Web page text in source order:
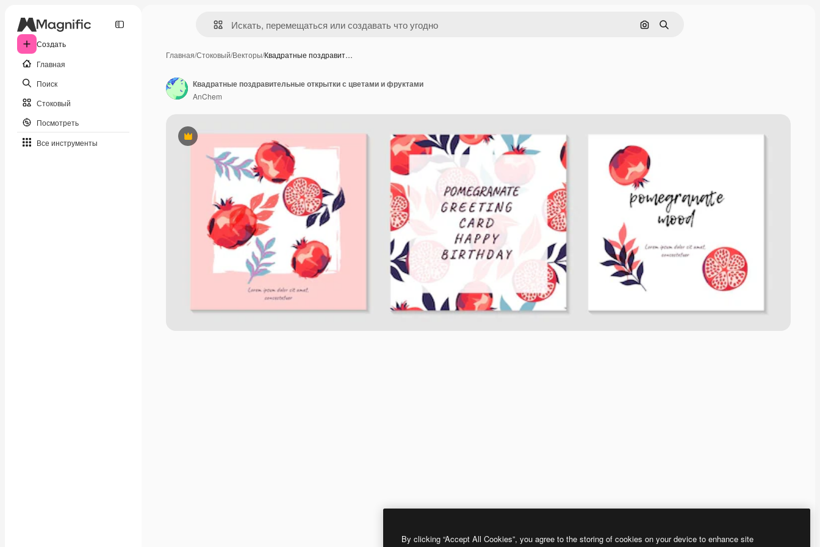
Создать
Главная
Поиск
Стоковый
Посмотреть
Все инструменты
Поиск по изображению
Поиск
Главная/Стоковый/Векторы/Квадратные поздравит…
Премиум
Квадратные поздравительные открытки с цветами и фруктами
AnChem
By clicking “Accept All Cookies”, you agree to the storing of cookies on your device to enhance site